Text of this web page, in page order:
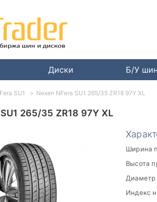
Диски Б/У
SU1 265/35 ZR18 97Y XL
Ширина
Высота
Диаметр
Индекс
SU1 Nexen NFera SU1 265/35 ZR18 97Y XL